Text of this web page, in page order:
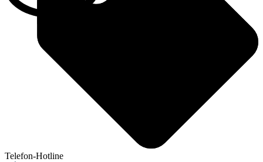
Telefon-Hotline